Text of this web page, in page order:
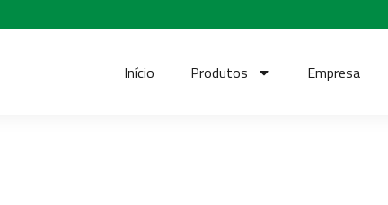
Início Produtos Empresa